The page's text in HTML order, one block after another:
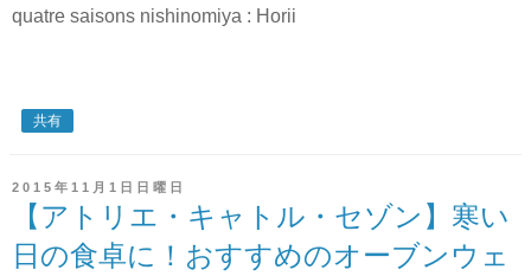
quatre saisons nishinomiya : Horii
共有
2015年11月1日日曜日
【アトリエ・キャトル・セゾン】寒い
日の食卓に！おすすめのオーブンウェ